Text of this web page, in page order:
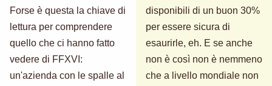
Forse è questa la chiave di
lettura per comprendere
quello che ci hanno fatto
vedere di FFXVI:
un'azienda con le spalle al
disponibili di un buon 30%
per essere sicura di
esaurirle, eh. E se anche
non è così non è nemmeno
che a livello mondiale non